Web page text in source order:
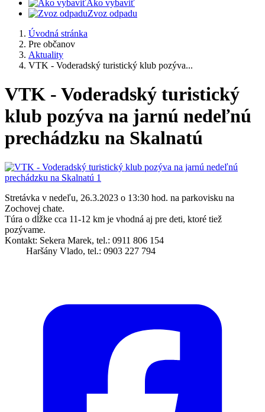
Ako vybaviť
Zvoz odpadu
Úvodná stránka
Pre občanov
Aktuality
VTK - Voderadský turistický klub pozýva...
VTK - Voderadský turistický
klub pozýva na jarnú nedeľnú
prechádzku na Skalnatú
Stretávka v nedeľu, 26.3.2023 o 13:30 hod. na parkovisku na
Zochovej chate.
Túra o dĺžke cca 11-12 km je vhodná aj pre deti, ktoré tiež
pozývame.
Kontakt: Sekera Marek, tel.: 0911 806 154
Haršány Vlado, tel.: 0903 227 794